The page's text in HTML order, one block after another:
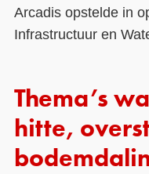
Arcadis opstelde in
Infrastructuur en
Thema’s
hitte,